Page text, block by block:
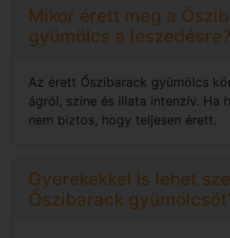
Mikor érett meg a
gyümölcs a leszedésre?
Az érett Őszibarack gyümölcs
ágról, színe és illata intenzív. Ha
nem biztos, hogy teljesen érett.
Gyerekekkel is lehet
Őszibarack